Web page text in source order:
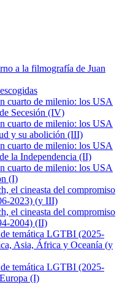
a la filmografía de Juan
cuarto de milenio: los USA
Secesión (IV)
cuarto de milenio: los USA
y su abolición (III)
cuarto de milenio: los USA
la Independencia (II)
cuarto de milenio: los USA
(I)
el cineasta del compromiso
2023) (y III)
el cineasta del compromiso
2004) (II)
temática LGTBI (2025-
Asia, África y Oceanía (y
temática LGTBI (2025-
(I)